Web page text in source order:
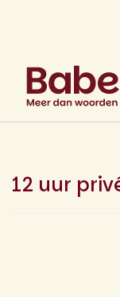
12 uur